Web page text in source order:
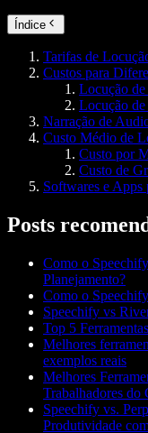
Índice
Tarifas de
Custos para
Locução
Locução
Narração de
Custo Médio de
Custo por
Custo de
Softwares e Apps
Posts
Como o
Planejamento?
Como o
Speechify vs
Top 5
Melhores
exemplos reais
Melhores
Trabalhadores do
Speechify vs.
Produtividade